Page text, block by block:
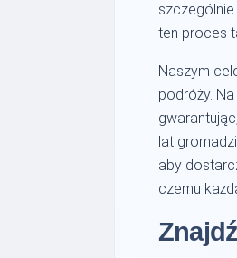
ten proces
Naszym
podróży.
lat
aby
czemu